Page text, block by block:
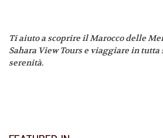
Ti aiuto a scoprire il Marocco delle
Sahara View Tours e viaggiare in tutta
serenità.